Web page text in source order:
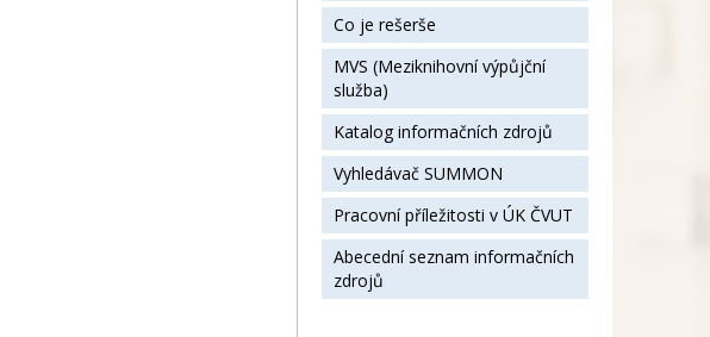
Co je rešerše
MVS (Meziknihovní výpůjční
služba)
Katalog informačních zdrojů
Vyhledávač SUMMON
Pracovní příležitosti v ÚK ČVUT
Abecední seznam informačních
zdrojů